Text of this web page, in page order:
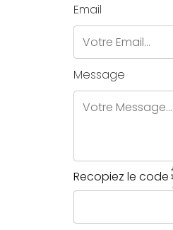
Email
Message
Recopiez le code